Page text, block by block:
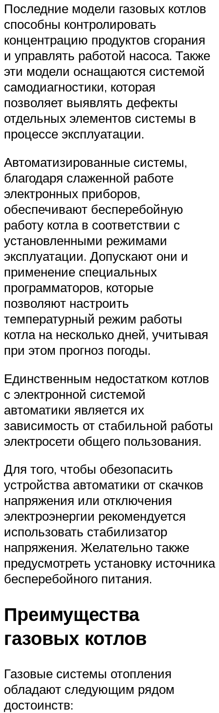
Последние модели газовых котлов
способны контролировать
концентрацию продуктов сгорания
и управлять работой насоса. Также
эти модели оснащаются системой
самодиагностики, которая
позволяет выявлять дефекты
отдельных элементов системы в
процессе эксплуатации.
Автоматизированные системы,
благодаря слаженной работе
электронных приборов,
обеспечивают бесперебойную
работу котла в соответствии с
установленными режимами
эксплуатации. Допускают они и
применение специальных
программаторов, которые
позволяют настроить
температурный режим работы
котла на несколько дней, учитывая
при этом прогноз погоды.
Единственным недостатком котлов
с электронной системой
автоматики является их
зависимость от стабильной работы
электросети общего пользования.
Для того, чтобы обезопасить
устройства автоматики от скачков
напряжения или отключения
электроэнергии рекомендуется
использовать стабилизатор
напряжения. Желательно также
предусмотреть установку источника
бесперебойного питания.
Преимущества
газовых котлов
Газовые системы отопления
обладают следующим рядом
достоинств: